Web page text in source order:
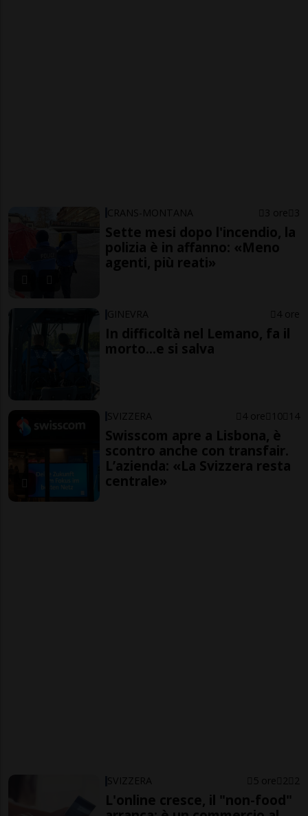
CRANS-MONTANA 3 ore 3
Sette mesi dopo l'incendio, la
polizia è in affanno: «Meno
agenti, più reati»
GINEVRA 4 ore
In difficoltà nel Lemano, fa il
morto...e si salva
SVIZZERA 4 ore 10 14
Swisscom apre a Lisbona, è
scontro anche con transfair.
L’azienda: «La Svizzera resta
centrale»
SVIZZERA 5 ore 2 2
L'online cresce, il "non-food"